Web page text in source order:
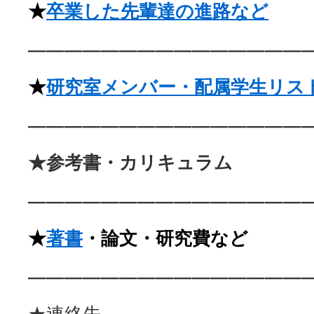
★卒業した先輩達の進路など
★研究室メンバー・配属学生リス
★参考書・カリキュラム
★著書 ・ 論文・ 研究費など